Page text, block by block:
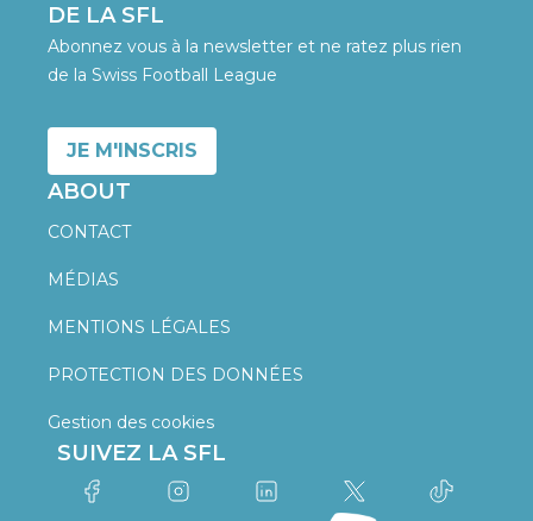
DE LA SFL
Abonnez vous à la newsletter et ne ratez plus rien
de la Swiss Football League
JE M'INSCRIS
ABOUT
CONTACT
MÉDIAS
MENTIONS LÉGALES
PROTECTION DES DONNÉES
Gestion des cookies
SUIVEZ LA SFL